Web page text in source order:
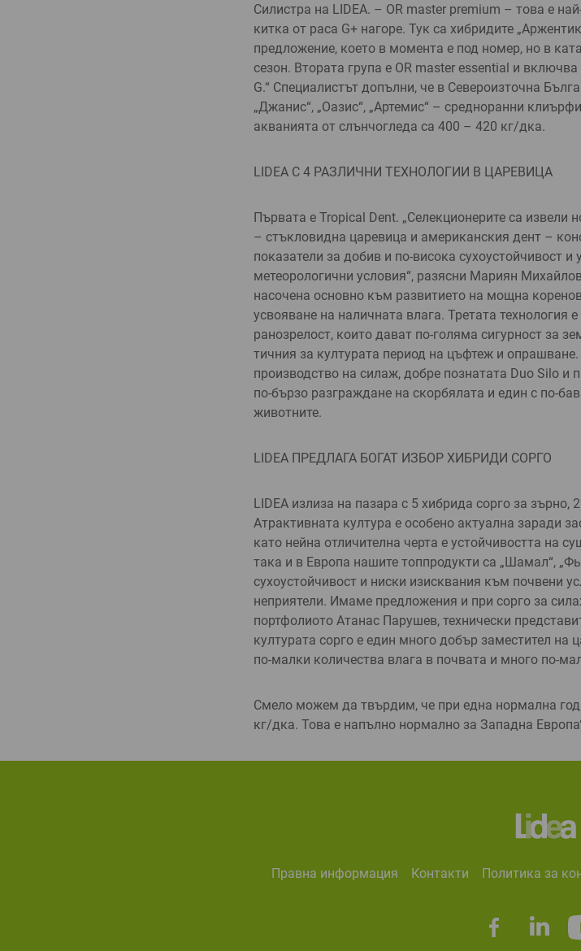
Силистра на LIDEA. – OR master premium – това е
китка от раса G+ на­горе. Тук са хибридите
пред­ложение, което в момента е под номер, но в
сезон. Втората група е OR master essential и
G.“ Специалистът допълни, че в Североизточна
„Джанис“, „Оаз­ис“, „Артемис“ – средно­ранни
акванията от слънчогледа са 400 – 420 кг/дка.
LIDEA С 4 РАЗЛИЧНИ ТЕХНОЛОГИИ В ЦАРЕВИЦА
Първата е Tropical Dent. „Селекционерите са изве­ли
– стък­ловидна царевица и аме­риканския дент –
показатели за добив и по-висока сухоу­стойчивост и
метеорологични условия“, разясни Мариян
насочена основно към развитието на мощ­на
усво­яване на наличната влага. Третата
ранозрелост, които дават по-голяма си­гурност за
тичния за културата пери­од на цъфтеж и
производ­ство на силаж, добре по­знатата Duo Silo
по-бързо разграж­дане на скорбялата и един с по-
животните.
LIDEA ПРЕДЛАГА БОГАТ ИЗБОР ХИБРИДИ СОРГО
LIDEA излиза на па­зара с 5 хибрида сор­го за
Атрактивната култура е особено актуал­на заради
като нейна отличител­на черта е устойчивостта на
така и в Европа нашите топпроду­кти са „Шамал“,
сухоустойчивост и ниски изисквания към почвени
непри­ятели. Имаме предложе­ния и при сорго за
портфолиото Атанас Парушев, техниче­ски
културата сорго е един много добър заместител на
по-малки ко­личества влага в почвата и много по-
Смело можем да твър­дим, че при една нормал­на
кг/дка. Това е напълно нормално за Западна
правна информация контакти политика за